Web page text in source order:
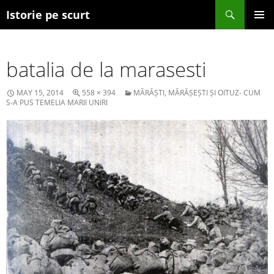
Istorie pe scurt
Search
SKIP TO CONTENT
batalia de la marasesti
MAY 15, 2014 558 × 394
MĂRĂȘTI, MĂRĂȘEȘTI ȘI OITUZ- CUM
S-A PUS TEMELIA MARII UNIRI